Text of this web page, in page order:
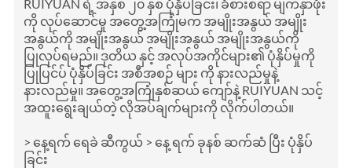
RUIYUAN ရဲ့ အနှစ် ၂၀ နှစ် ပုံနှိပ်ခြင်း၊ ခံစားစရာ မျက်နှာဖုံး
ကို လုပ်ဆောင်မှု အတွေ့အကြုံမက အမျိုးအနွယ် အမျိုး
အနွယ်ကို အမျိုးအနွယ် အမျိုးအနွယ် အမျိုးအနွယ်ကို
ပြုလုပ်ရမည်။ ဒုတိယ နှင့် အလုပ်အကိုင်များ၏ ပုံနှိပ်မှုကို
ပြုပြင်ပ် ပုံနှိပ်ခြင်း အစီအစဉ် များ ကို နားလည်မှုနဲ့
နားလည်မှု။ အတွေ့အကြုံနှစ်ဆယ် ကျော်နဲ့ RUIYUAN သင့်
အထူးရွေးချယ်တဲ့ လိုအပ်ချက်များကို လိုက်ပါတယ်။
> နေ့ရက် ရေခဲ ဆီကွယ် > နေ့ ရက် ခုနစ် ဆက်ဆံ ပြီး ပုံနှိပ်
ခြင်း